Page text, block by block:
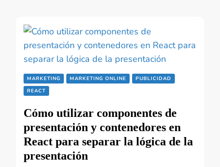
MARKETING MARKETING ONLINE
PUBLICIDAD
REACT
Cómo utilizar componentes de
presentación y contenedores en
React para separar la lógica de la
presentación